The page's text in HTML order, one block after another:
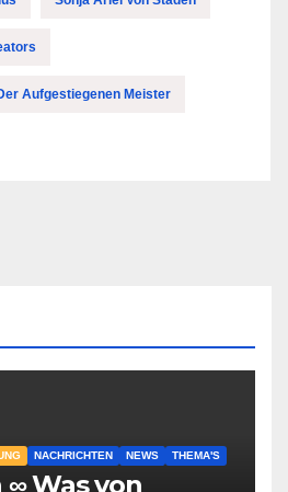
Aufgestiegenen Meister
NACHRICHTEN NEWS THEMA'S
∞ Was von